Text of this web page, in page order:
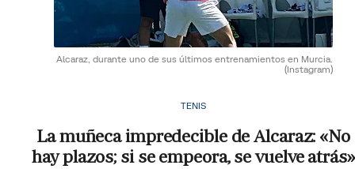
Alcaraz, durante uno de sus últimos entrenamientos en Murcia.
(Instagram)
TENIS
La muñeca impredecible de Alcaraz: «No
hay plazos; si se empeora, se vuelve atrás»